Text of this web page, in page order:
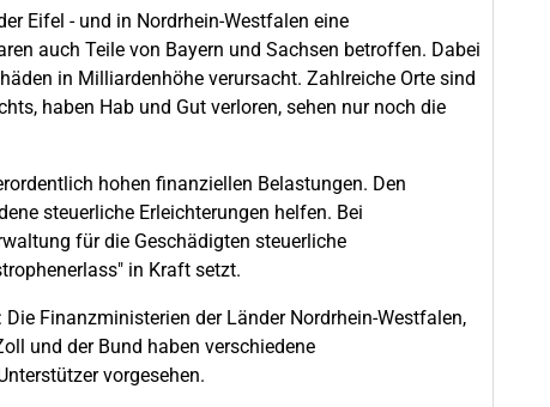
Eifel - und in Nordrhein-Westfalen eine
auch Teile von Bayern und Sachsen betroffen. Dabei
in Milliardenhöhe verursacht. Zahlreiche Orte sind
haben Hab und Gut verloren, sehen nur noch die
hohen finanziellen Belastungen. Den
steuerliche Erleichterungen helfen. Bei
für die Geschädigten steuerliche
in Kraft setzt.
Finanzministerien der Länder Nordrhein-Westfalen,
und der Bund haben verschiedene
vorgesehen.